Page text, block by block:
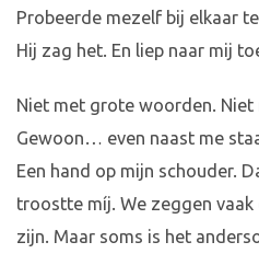
Probeerde mezelf bij elkaar
Hij zag het. En liep naar mij
Niet met grote woorden. Niet
Gewoon… even naast me
Een hand op mijn schouder.
troostte míj. We zeggen
zijn. Maar soms is het